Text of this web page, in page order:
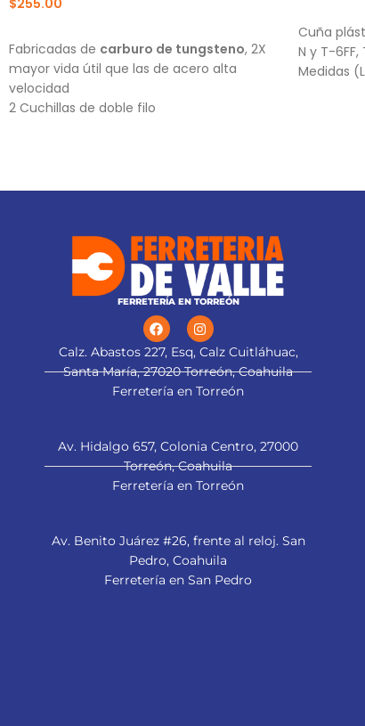
Fabricadas de carburo de tungsteno, 2X
mayor vida útil que las de acero alta
velocidad
2 Cuchillas de doble filo
Cuña
N y T-6FF,
Medidas
FERRETERÍA EN TORREÓN
Calz. Abastos 227, Esq, Calz Cuitláhuac,
Santa María, 27020 Torreón, Coahuila
Ferretería en Torreón
Av. Hidalgo 657, Colonia Centro, 27000
Torreón, Coahuila
Ferretería en Torreón
Av. Benito Juárez #26, frente al reloj. San
Pedro, Coahuila
Ferretería en San Pedro